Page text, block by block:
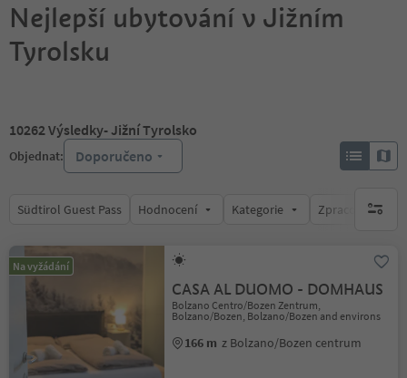
Nejlepší ubytování v Jižním
Tyrolsku
10262Výsledky- Jižní Tyrolsko
Objednat: Doporučeno
Südtirol Guest Pass Hodnocení Kategorie Zpracovávábrak
Na vyžádání
CASA AL DUOMO - DOMHAUS
Bolzano Centro/Bozen Zentrum,
Bolzano/Bozen, Bolzano/Bozen and environs
166 m z Bolzano/Bozen centrum